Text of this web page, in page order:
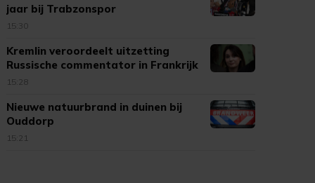
jaar bij Trabzonspor
15:30
Kremlin veroordeelt uitzetting
Russische commentator in Frankrijk
15:28
Nieuwe natuurbrand in duinen bij
Ouddorp
15:21